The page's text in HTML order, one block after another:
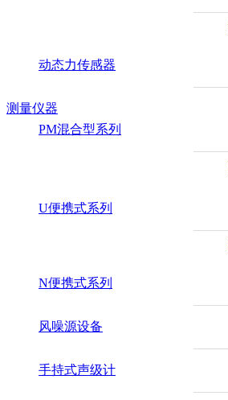
动态力传感器
测量仪器
PM混合型系列
U便携式系列
N便携式系列
风噪源设备
手持式声级计